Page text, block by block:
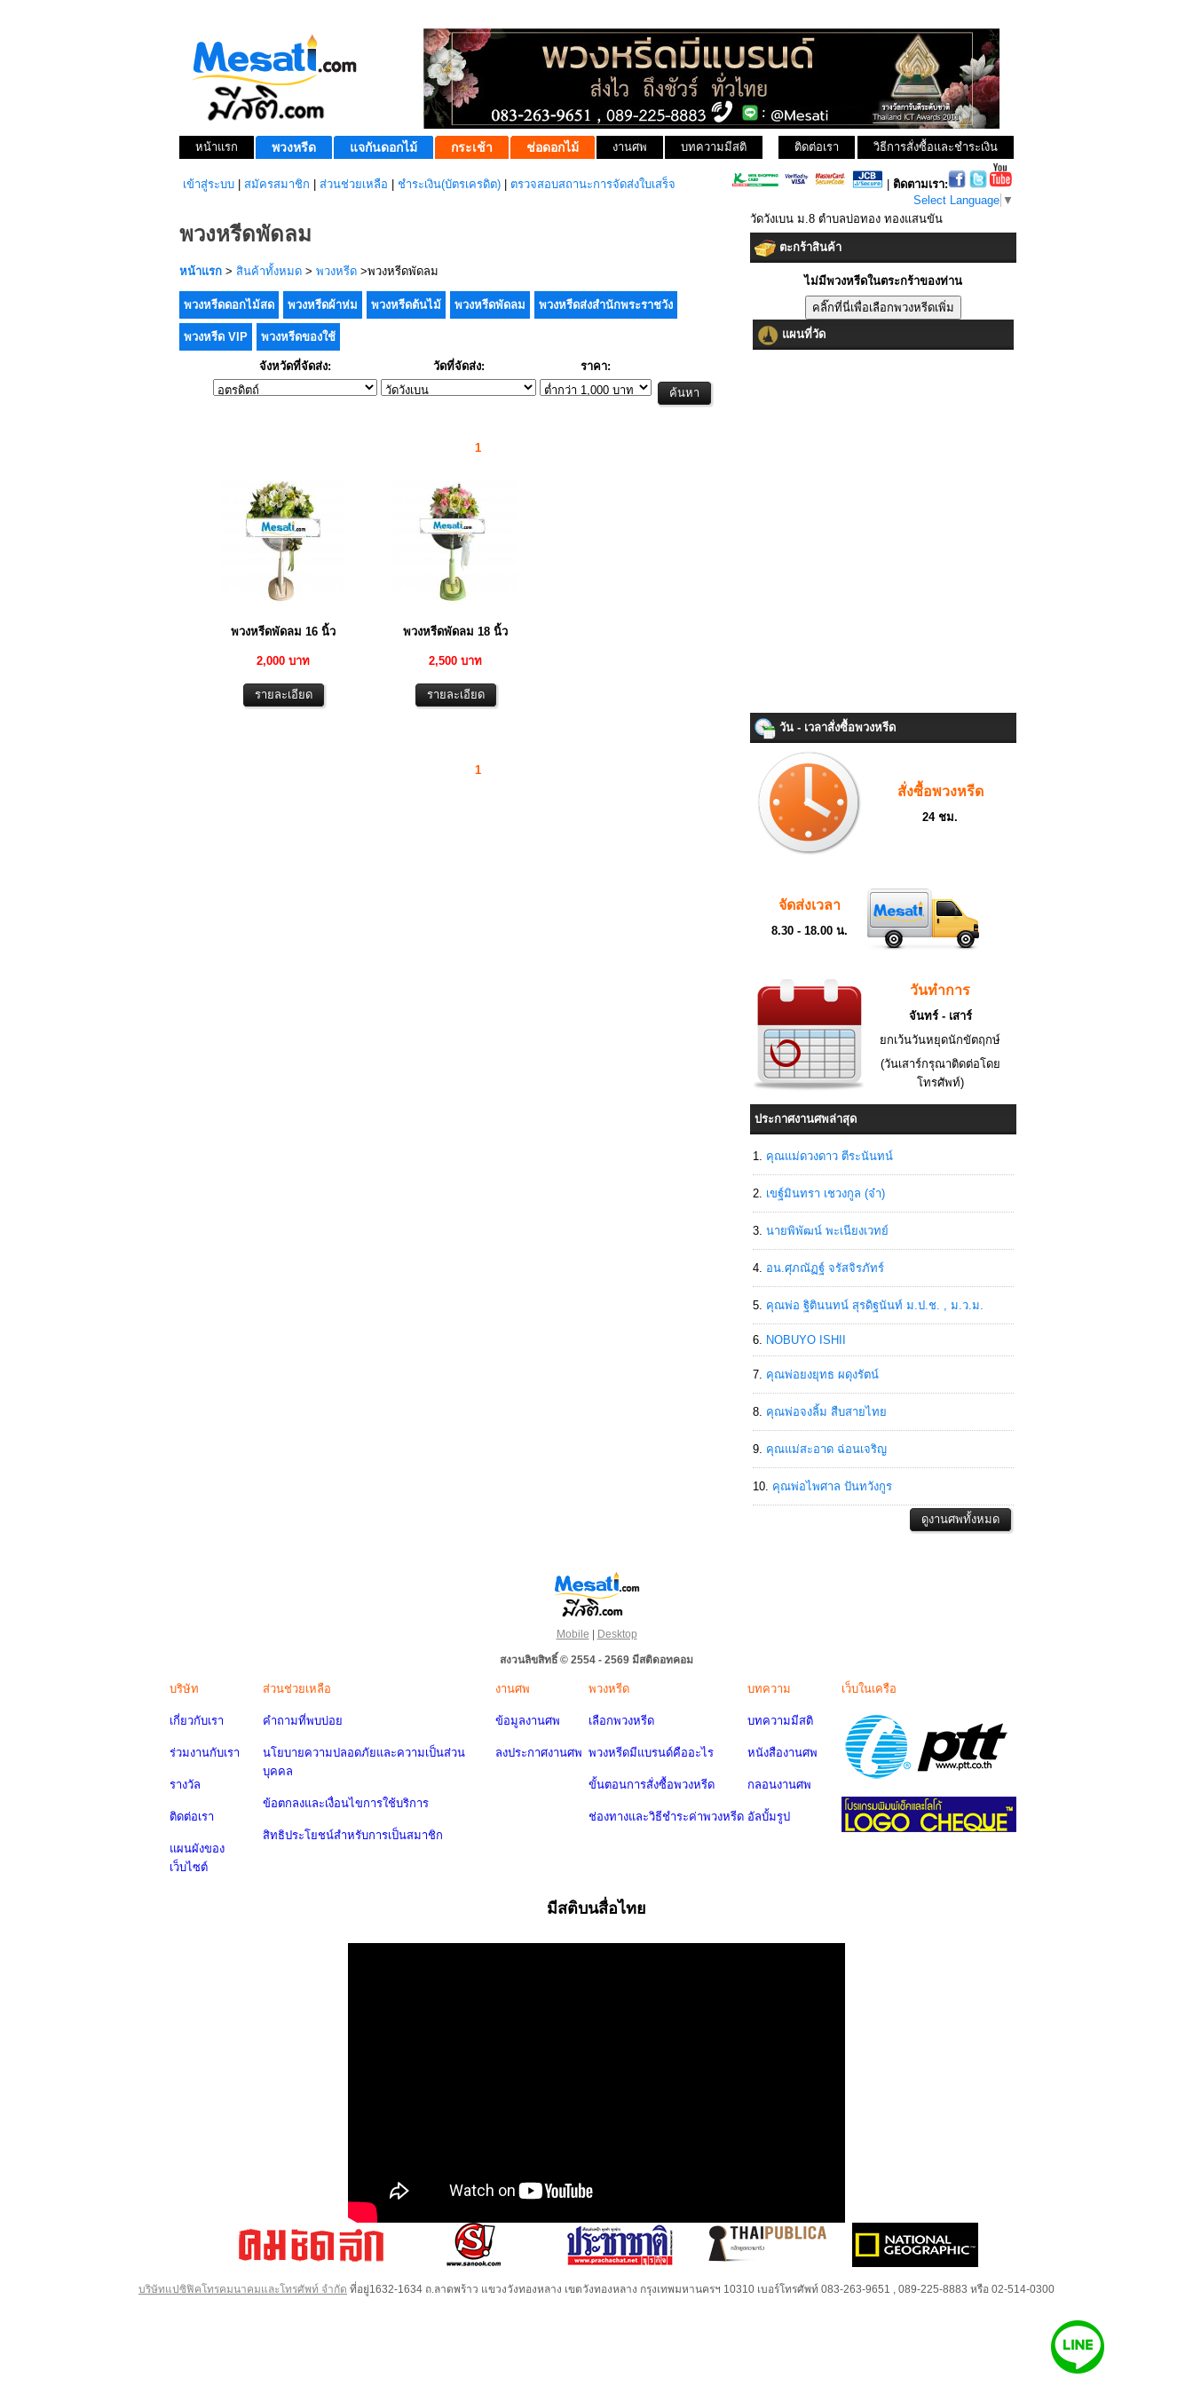
หน้าแรก พวงหรีด แจกันดอกไม้ กระเช้า ช่อดอกไม้ งานศพ บทความมีสติ วิธีการสั่งซื้อและชำระเงิน
ติดต่อเรา
เข้าสู่ระบบ สมัครสมาชิก ส่วนช่วยเหลือ ชำระเงิน(บัตรเครดิต) ตรวจสอบสถานะการจัดส่งใบเสร็จ
ติดตามเรา:
Select Language ▼
พวงหรีดพัดลม
หน้าแรก > สินค้าทั้งหมด > พวงหรีด >พวงหรีดพัดลม
พวงหรีดดอกไม้สด พวงหรีดผ้าห่ม พวงหรีดต้นไม้ พวงหรีดพัดลม พวงหรีดส่งสำนักพระราชวัง
พวงหรีด VIP พวงหรีดของใช้
จังหวัดที่จัดส่ง: วัดที่จัดส่ง: ราคา:
1
พวงหรีดพัดลม 16 นิ้ว
2,000 บาท
พวงหรีดพัดลม 18 นิ้ว
2,500 บาท
1
วัดวังเบน ม.8 ตำบลบ่อทอง ทองแสนขัน
ตะกร้าสินค้า
ไม่มีพวงหรีดในตระกร้าของท่าน
แผนที่วัด
วัน - เวลาสั่งซื้อพวงหรีด
สั่งซื้อพวงหรีด
24 ชม.
จัดส่งเวลา
8.30 - 18.00 น.
วันทำการ
จันทร์ - เสาร์
ยกเว้นวันหยุดนักขัตฤกษ์
(วันเสาร์กรุณาติดต่อโดย
โทรศัพท์)
ประกาศงานศพล่าสุด
คุณแม่ดวงดาว ตีระนันทน์
เขฐ์มินทรา เชวงกูล (จ๋า)
นายพิพัฒน์ พะเนียงเวทย์
อน.ศุภณัฏฐ์ จรัสจิรภัทร์
คุณพ่อ ฐิตินนทน์ สุรดิฐนันท์ ม.ป.ช. , ม.ว.ม.
NOBUYO ISHII
คุณพ่อยงยุทธ ผดุงรัตน์
คุณพ่อจงลิ้ม สืบสายไทย
คุณแม่สะอาด ฉ่อนเจริญ
คุณพ่อไพศาล ปันทวังกูร
Mobile | Desktop
สงวนลิขสิทธิ์ © 2554 - 2569 มีสติดอทคอม
บริษัท
เกี่ยวกับเรา
ร่วมงานกับเรา
รางวัล
ติดต่อเรา
แผนผังของ
เว็บไซต์
ส่วนช่วยเหลือ
คำถามที่พบบ่อย
นโยบายความปลอดภัยและความเป็นส่วน
บุคคล
ข้อตกลงและเงื่อนไขการใช้บริการ
สิทธิประโยชน์สำหรับการเป็นสมาชิก
งานศพ
ข้อมูลงานศพ
ลงประกาศงานศพ
พวงหรีด
เลือกพวงหรีด
พวงหรีดมีแบรนด์คืออะไร
ขั้นตอนการสั่งซื้อพวงหรีด
ช่องทางและวิธีชำระค่าพวงหรีด
บทความ
บทความมีสติ
หนังสืองานศพ
กลอนงานศพ
อัลบั้มรูป
เว็บในเครือ
มีสติบนสื่อไทย
บริษัทแปซิฟิคโทรคมนาคมและโทรศัพท์ จำกัด ที่อยู่1632-1634 ถ.ลาดพร้าว แขวงวังทองหลาง เขตวังทองหลาง กรุงเทพมหานครฯ 10310 เบอร์โทรศัพท์ 083-263-9651 , 089-225-8883 หรือ 02-514-0300